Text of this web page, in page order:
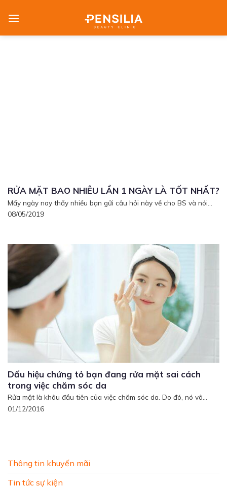
Thông tin khuyến mãi
Tin tức sự kiện
RỬA MẶT BAO NHIÊU LẦN 1 NGÀY LÀ TỐT NHẤT?
Mấy ngày nay thấy nhiều bạn gửi câu hỏi này về cho BS và nói...
08/05/2019
Dấu hiệu chứng tỏ bạn đang rửa mặt sai cách
trong việc chăm sóc da
Rửa mặt là khâu đầu tiên của việc chăm sóc da. Do đó, nó vô...
01/12/2016